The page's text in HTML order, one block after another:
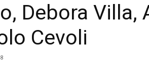
Debora Villa,
Cevoli